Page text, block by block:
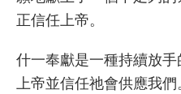
正信任上帝。
什一奉獻是一種持續放
上帝並信任祂會供應我